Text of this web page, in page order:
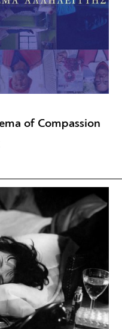
of Compassion